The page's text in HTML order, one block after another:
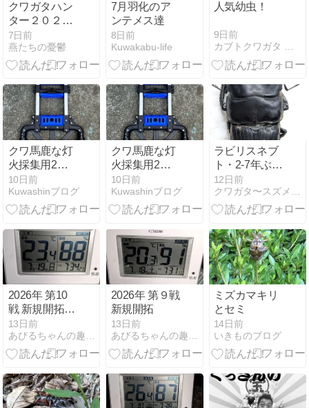
クワガタハン
ター２０２６
―１２
7日前
燕たちの憂鬱
7月羽化のア
ンテメス達
8日前
Kuwakabu-life
人気幼虫！
9日前
クワ馬鹿な灯
火採集用2輪
台車購入
10日前
Kuwashinブログ
クワ馬鹿な灯
火採集用2輪
台車購入
10日前
Kuwashinブログ
ラビリスネブ
ト・2-7年ぶり
の飼育
12日前
2026年 第10
戦 新規開拓リ
チャレンジ
13日前
2026年 第９戦
新規開拓
13日前
ミズカマキリ
とセミ
14日前
いきものブログ